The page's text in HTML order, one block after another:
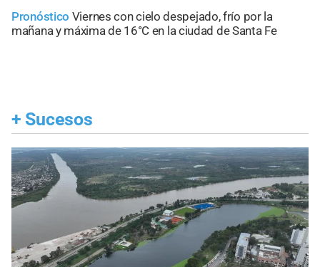
Pronóstico Viernes con cielo despejado, frío por la
mañana y máxima de 16°C en la ciudad de Santa Fe
+ Sucesos